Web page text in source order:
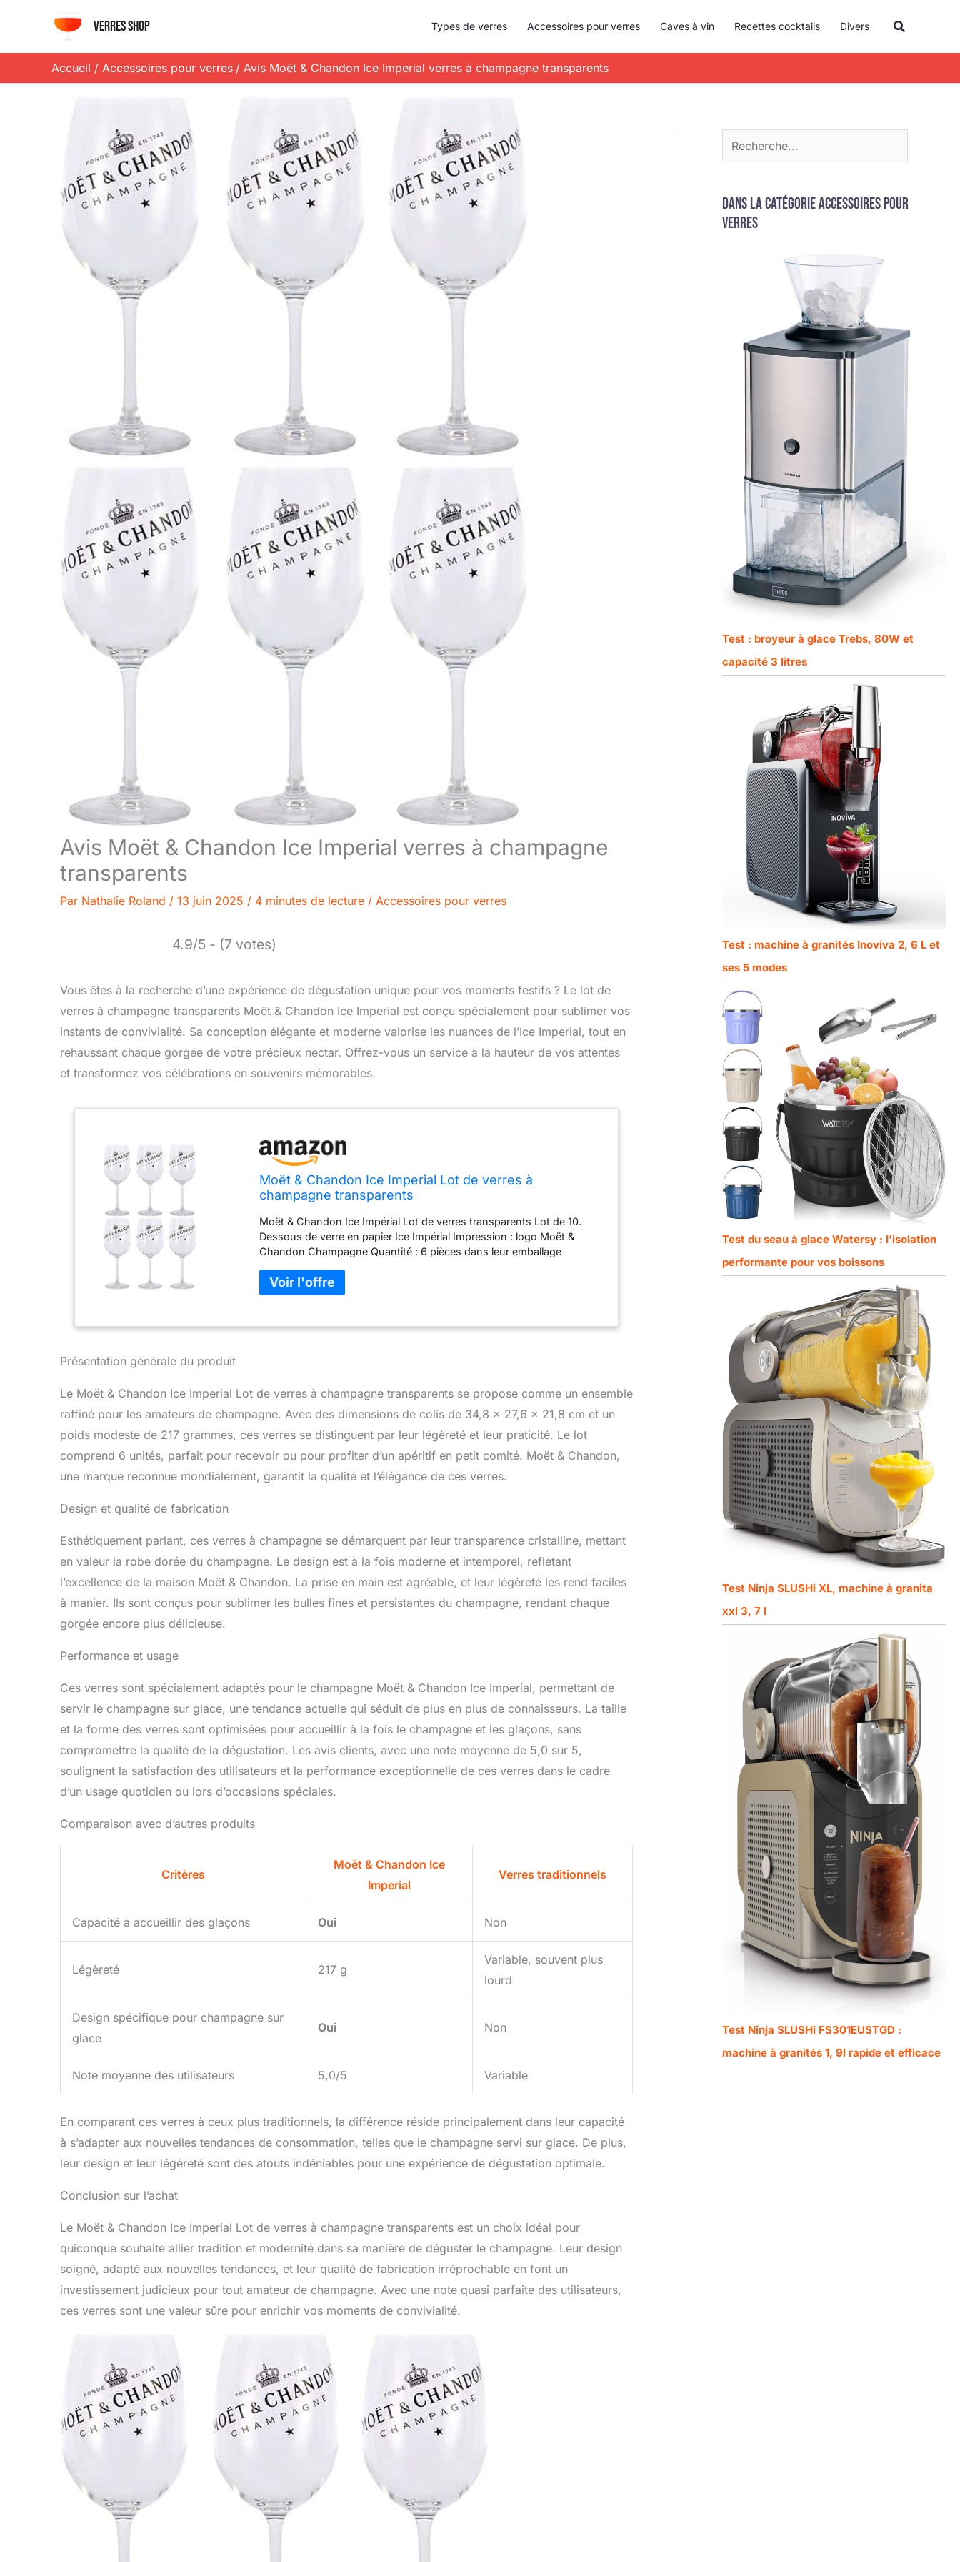
contenu
Verres shop Types de verres Accessoires pour verres Caves à vin Recettes cocktails Divers
Accueil Accessoires pour verres Avis Moët & Chandon Ice Imperial verres à champagne transparents
Avis Moët & Chandon Ice Imperial verres à champagne
transparents
Par Nathalie Roland / 13 juin 2025 / 4 minutes de lecture / Accessoires pour verres
4.9/5 - (7 votes)
Vous êtes à la recherche d’une expérience de dégustation unique pour vos moments festifs ? Le lot de
verres à champagne transparents Moët & Chandon Ice Imperial est conçu spécialement pour sublimer vos
instants de convivialité. Sa conception élégante et moderne valorise les nuances de l’Ice Imperial, tout en
rehaussant chaque gorgée de votre précieux nectar. Offrez-vous un service à la hauteur de vos attentes
et transformez vos célébrations en souvenirs mémorables.
Moët & Chandon Ice Imperial Lot de verres à
champagne transparents
Moët & Chandon Ice Impérial Lot de verres transparents Lot de 10.
Dessous de verre en papier Ice Impérial Impression : logo Moët &
Chandon Champagne Quantité : 6 pièces dans leur emballage
Présentation générale du produit
Le Moët & Chandon Ice Imperial Lot de verres à champagne transparents se propose comme un ensemble
raffiné pour les amateurs de champagne. Avec des dimensions de colis de 34,8 x 27,6 x 21,8 cm et un
poids modeste de 217 grammes, ces verres se distinguent par leur légèreté et leur praticité. Le lot
comprend 6 unités, parfait pour recevoir ou pour profiter d’un apéritif en petit comité. Moët & Chandon,
une marque reconnue mondialement, garantit la qualité et l’élégance de ces verres.
Design et qualité de fabrication
Esthétiquement parlant, ces verres à champagne se démarquent par leur transparence cristalline, mettant
en valeur la robe dorée du champagne. Le design est à la fois moderne et intemporel, reflétant
l’excellence de la maison Moët & Chandon. La prise en main est agréable, et leur légèreté les rend faciles
à manier. Ils sont conçus pour sublimer les bulles fines et persistantes du champagne, rendant chaque
gorgée encore plus délicieuse.
Performance et usage
Ces verres sont spécialement adaptés pour le champagne Moët & Chandon Ice Imperial, permettant de
servir le champagne sur glace, une tendance actuelle qui séduit de plus en plus de connaisseurs. La taille
et la forme des verres sont optimisées pour accueillir à la fois le champagne et les glaçons, sans
compromettre la qualité de la dégustation. Les avis clients, avec une note moyenne de 5,0 sur 5,
soulignent la satisfaction des utilisateurs et la performance exceptionnelle de ces verres dans le cadre
d’un usage quotidien ou lors d’occasions spéciales.
Comparaison avec d’autres produits
Critères
Moët & Chandon Ice
Imperial
Verres traditionnels
Capacité à accueillir des glaçons Oui Non
Légèreté 217 g
Variable, souvent plus
lourd
Design spécifique pour champagne sur
glace
Oui Non
Note moyenne des utilisateurs 5,0/5 Variable
En comparant ces verres à ceux plus traditionnels, la différence réside principalement dans leur capacité
à s’adapter aux nouvelles tendances de consommation, telles que le champagne servi sur glace. De plus,
leur design et leur légèreté sont des atouts indéniables pour une expérience de dégustation optimale.
Conclusion sur l’achat
Le Moët & Chandon Ice Imperial Lot de verres à champagne transparents est un choix idéal pour
quiconque souhaite allier tradition et modernité dans sa manière de déguster le champagne. Leur design
soigné, adapté aux nouvelles tendances, et leur qualité de fabrication irréprochable en font un
investissement judicieux pour tout amateur de champagne. Avec une note quasi parfaite des utilisateurs,
ces verres sont une valeur sûre pour enrichir vos moments de convivialité.
c
h
e
r
Dans la catégorie Accessoires pour
verres
Test : broyeur à glace Trebs, 80W et
capacité 3 litres
Test : machine à granités Inoviva 2, 6 L et
ses 5 modes
Test du seau à glace Watersy : l’isolation
performante pour vos boissons
Test Ninja SLUSHi XL, machine à granita
xxl 3, 7 l
Test Ninja SLUSHi FS301EUSTGD :
machine à granités 1, 9l rapide et efficace